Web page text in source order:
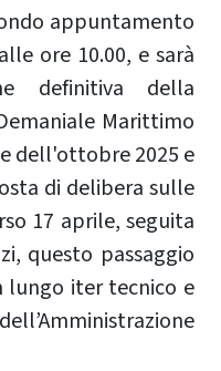
appuntamento
ore 10.00, e sarà
definitiva della
Marittimo
dell'ottobre 2025 e
di delibera sulle
17 aprile, seguita
questo passaggio
lungo iter tecnico e